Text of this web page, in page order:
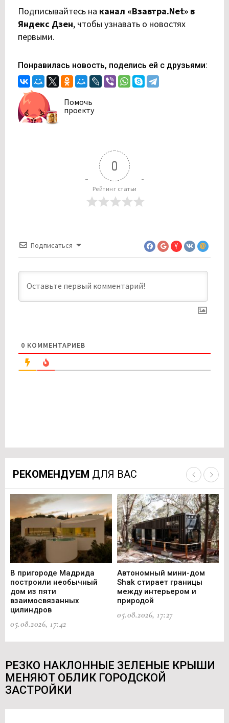
Подписывайтесь на канал «Взавтра.Net» в
Яндекс Дзен, чтобы узнавать о новостях
первыми.
Понравилась новость, поделись ей с друзьями:
Помочь
проекту
0
Рейтинг статьи
Подписаться
0 КОММЕНТАРИЕВ
РЕКОМЕНДУЕМ ДЛЯ ВАС
В пригороде Мадрида
построили необычный
дом из пяти
взаимосвязанных
цилиндров
05.08.2026, 17:42
Автономный мини-дом
Shak стирает границы
между интерьером и
природой
05.08.2026, 17:27
РЕЗКО НАКЛОННЫЕ ЗЕЛЕНЫЕ КРЫШИ
МЕНЯЮТ ОБЛИК ГОРОДСКОЙ
ЗАСТРОЙКИ